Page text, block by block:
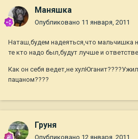
Маняшка
Опубликовано 11 января, 2011
Наташ,будем надеяться,что мальчишка
те кто надо был,будут лучше и
Как он себя ведет,не
пацаном????
Груня
Опубликовано 12 января, 2011